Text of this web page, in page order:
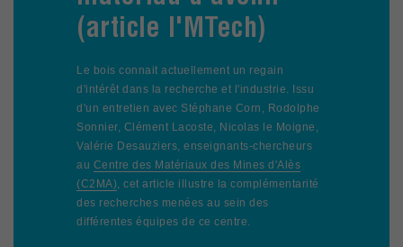
(article I'MTech)
Le bois connait actuellement un regain
d'intérêt dans la recherche et l'industrie. Issu
d'un entretien avec Stéphane Corn, Rodolphe
Sonnier, Clément Lacoste, Nicolas le Moigne,
Valérie Desauziers, enseignants-chercheurs
au Centre des Matériaux des Mines d'Alès
(C2MA), cet article illustre la complémentarité
des recherches menées au sein des
différentes équipes de ce centre.